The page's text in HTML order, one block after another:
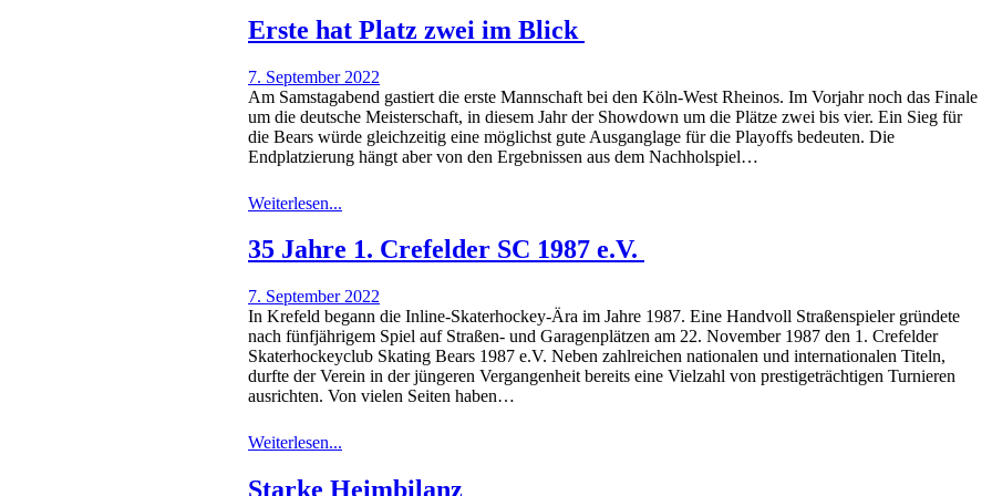
Erste hat Platz zwei im Blick
7. September 2022
Am Samstagabend gastiert die erste Mannschaft bei den Köln-West Rheinos. Im Vorjahr noch das Finale
um die deutsche Meisterschaft, in diesem Jahr der Showdown um die Plätze zwei bis vier. Ein Sieg für
die Bears würde gleichzeitig eine möglichst gute Ausganglage für die Playoffs bedeuten. Die
Endplatzierung hängt aber von den Ergebnissen aus dem Nachholspiel…
Weiterlesen...
35 Jahre 1. Crefelder SC 1987 e.V.
7. September 2022
In Krefeld begann die Inline-Skaterhockey-Ära im Jahre 1987. Eine Handvoll Straßenspieler gründete
nach fünfjährigem Spiel auf Straßen- und Garagenplätzen am 22. November 1987 den 1. Crefelder
Skaterhockeyclub Skating Bears 1987 e.V. Neben zahlreichen nationalen und internationalen Titeln,
durfte der Verein in der jüngeren Vergangenheit bereits eine Vielzahl von prestigeträchtigen Turnieren
ausrichten. Von vielen Seiten haben…
Weiterlesen...
Starke Heimbilanz